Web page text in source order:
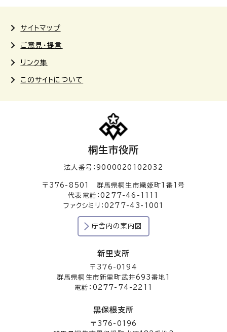
サイトマップ
ご意見・提言
リンク集
このサイトについて
桐生市役所
法人番号：9000020102032
〒376-8501 群馬県桐生市織姫町1番1号
代表電話：0277-46-1111
ファクシミリ：0277-43-1001
庁舎内の案内図
新里支所
〒376-0194
群馬県桐生市新里町武井693番地1
電話：0277-74-2211
黒保根支所
〒376-0196